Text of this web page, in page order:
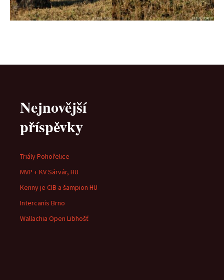
Nejnovější
příspěvky
Triály Pohořelice
MVP + KV Sárvár, HU
Kenny je CIB a šampion HU
Intercanis Brno
Wallachia Open Libhošť